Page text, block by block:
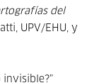
del
UPV/EHU, y
invisible?”